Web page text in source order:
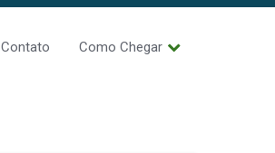
Contato Como Chegar